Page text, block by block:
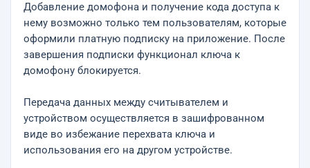
Добавление домофона и получение кода доступа к
нему возможно только тем пользователям, которые
оформили платную подписку на приложение. После
завершения подписки функционал ключа к
домофону блокируется.
Передача данных между считывателем и
устройством осуществляется в зашифрованном
виде во избежание перехвата ключа и
использования его на другом устройстве.